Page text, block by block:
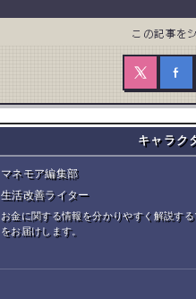
この記事を
キャラク
マネモア編集部
生活改善ライター
お金に関する情報を分かりやすく解説す
をお届けします。